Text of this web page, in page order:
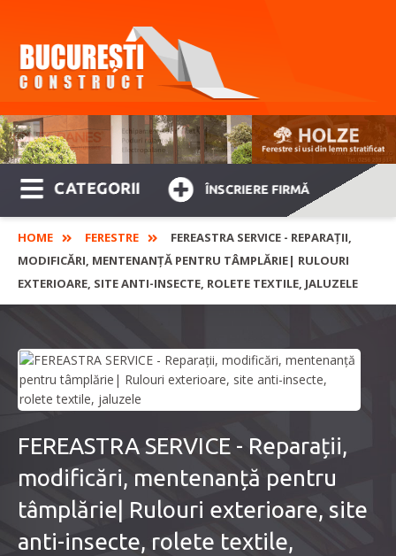
CATEGORII ÎNSCRIERE FIRMĂ
HOME FERESTRE
FEREASTRA SERVICE - REPARAȚII,
MODIFICĂRI, MENTENANȚĂ PENTRU TÂMPLĂRIE| RULOURI
EXTERIOARE, SITE ANTI-INSECTE, ROLETE TEXTILE, JALUZELE
FEREASTRA SERVICE - Reparații,
modificări, mentenanță pentru
tâmplărie| Rulouri exterioare, site
anti-insecte, rolete textile,